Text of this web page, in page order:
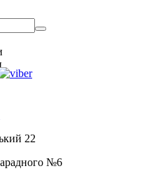
22
№6